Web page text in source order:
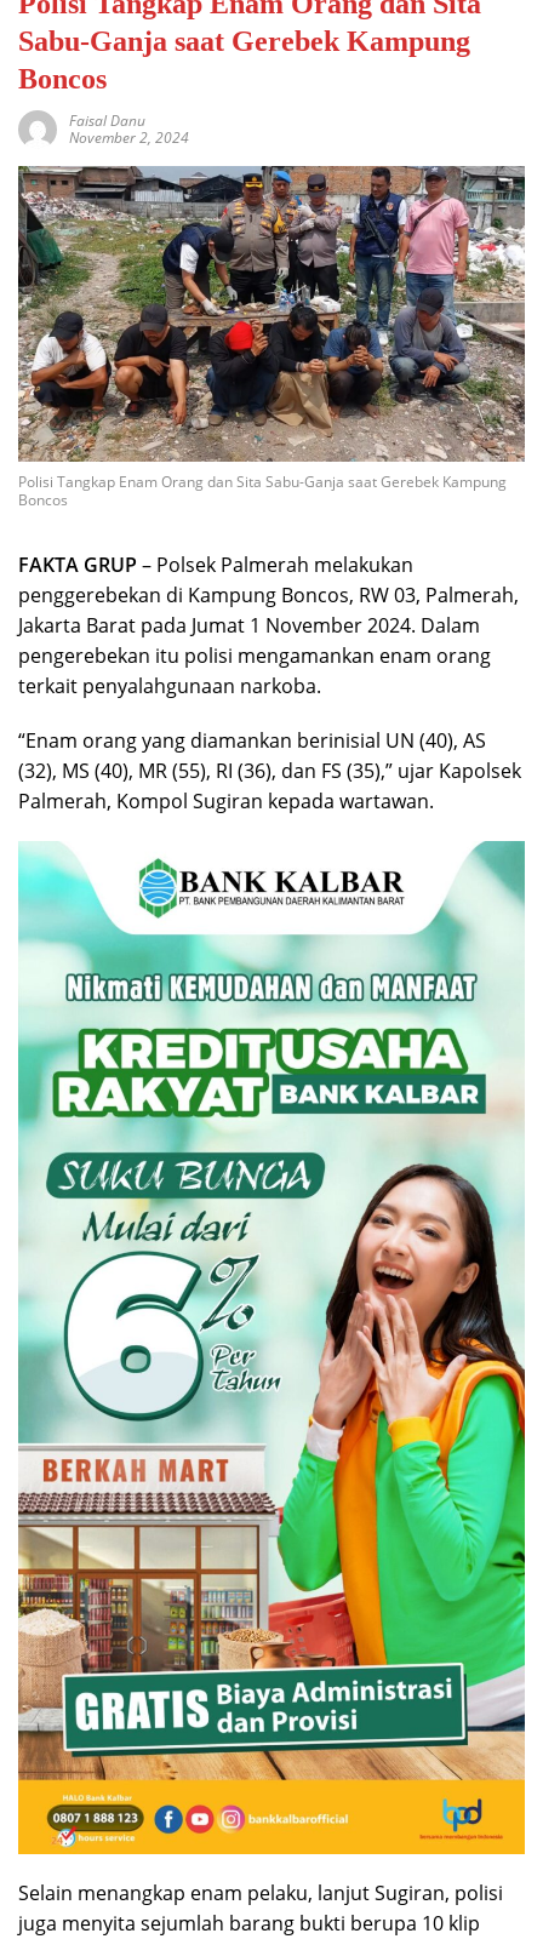
Sabu-Ganja saat Gerebek Kampung
Boncos
Faisal Danu
November 2, 2024
Polisi Tangkap Enam Orang dan Sita Sabu-Ganja saat Gerebek Kampung
Boncos
FAKTA GRUP – Polsek Palmerah melakukan
penggerebekan di Kampung Boncos, RW 03, Palmerah,
Jakarta Barat pada Jumat 1 November 2024. Dalam
pengerebekan itu polisi mengamankan enam orang
terkait penyalahgunaan narkoba.
“Enam orang yang diamankan berinisial UN (40), AS
(32), MS (40), MR (55), RI (36), dan FS (35),” ujar Kapolsek
Palmerah, Kompol Sugiran kepada wartawan.
Selain menangkap enam pelaku, lanjut Sugiran, polisi
juga menyita sejumlah barang bukti berupa 10 klip